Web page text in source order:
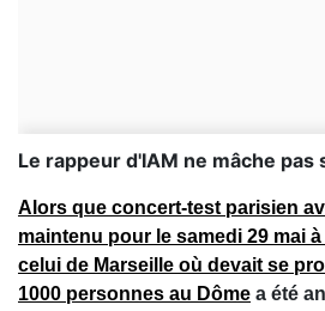
Le rappeur d'IAM ne mâche pas
Alors que concert-test parisien
maintenu pour le samedi 29 mai
celui de Marseille où devait se
1000 personnes au Dôme a été